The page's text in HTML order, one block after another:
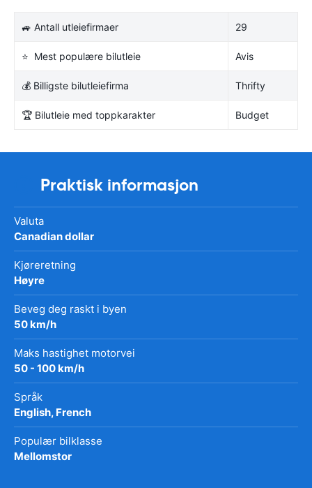
🚙 Antall utleiefirmaer 29
⭐ Mest populære bilutleie Avis
💰 Billigste bilutleiefirma Thrifty
🏆 Bilutleie med toppkarakter Budget
Praktisk informasjon
Valuta
Canadian dollar
Kjøreretning
Høyre
Beveg deg raskt i byen
50 km/h
Maks hastighet motorvei
50 - 100 km/h
Språk
English, French
Populær bilklasse
Mellomstor